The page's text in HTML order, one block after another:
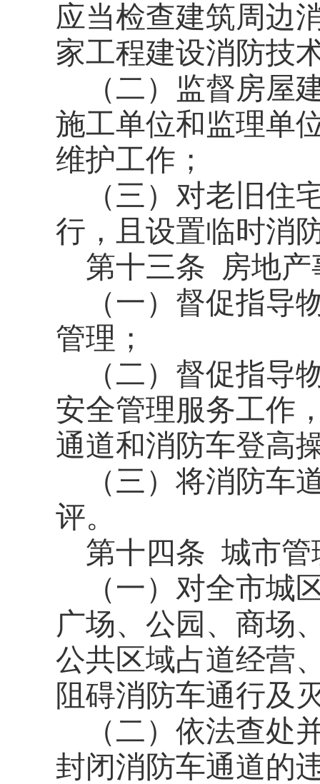
应当检查建筑周边
家工程建设消防技
（二）监督房屋
施工单位和监理单
维护工作；
（三）对老旧住
行，且设置临时消
第十三条 房地
（一）督促指导
管理；
（二）督促指导
安全管理服务工作
通道和消防车登高
（三）将消防车
评。
第十四条 城市管
（一）对全市城
广场、公园、商场
公共区域占道经营
阻碍消防车通行及
（二）依法查处
封闭消防车通道的